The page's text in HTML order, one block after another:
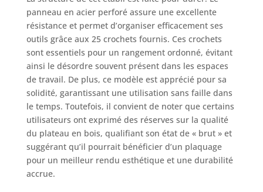
pratique pour vis
et petites pièces.
Tout est à portée
de main. ✅
FACILITÉ
D'INSTALLATION :
Livré avec un kit
complet de fixation
murale (vis,
écrous). Montage
simple et rapide
pour un établi
fonctionnel et prêt
à l'emploi. ❤️
panneau en acier perforé assure une excellente
résistance et permet d’organiser efficacement ses
outils grâce aux 25 crochets fournis. Ces crochets
sont essentiels pour un rangement ordonné, évitant
ainsi le désordre souvent présent dans les espaces
de travail. De plus, ce modèle est apprécié pour sa
solidité, garantissant une utilisation sans faille dans
le temps. Toutefois, il convient de noter que certains
utilisateurs ont exprimé des réserves sur la qualité
du plateau en bois, qualifiant son état de « brut » et
suggérant qu’il pourrait bénéficier d’un plaquage
pour un meilleur rendu esthétique et une durabilité
accrue.